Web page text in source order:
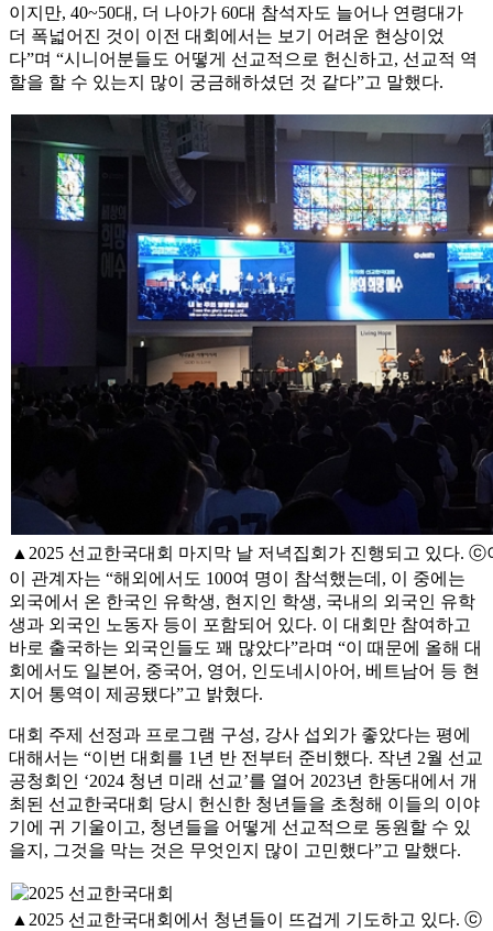
이지만, 40~50대, 더 나아가 60대 참석자도 늘어나 연령대가
더 폭넓어진 것이 이전 대회에서는 보기 어려운 현상이었
다”며 “시니어분들도 어떻게 선교적으로 헌신하고, 선교적 역
할을 할 수 있는지 많이 궁금해하셨던 것 같다”고 말했다.
▲2025 선교한국대회 마지막 날 저녁집회가 진행되고 있다. ⓒ
이 관계자는 “해외에서도 100여 명이 참석했는데, 이 중에는
외국에서 온 한국인 유학생, 현지인 학생, 국내의 외국인 유학
생과 외국인 노동자 등이 포함되어 있다. 이 대회만 참여하고
바로 출국하는 외국인들도 꽤 많았다”라며 “이 때문에 올해 대
회에서도 일본어, 중국어, 영어, 인도네시아어, 베트남어 등 현
지어 통역이 제공됐다”고 밝혔다.
대회 주제 선정과 프로그램 구성, 강사 섭외가 좋았다는 평에
대해서는 “이번 대회를 1년 반 전부터 준비했다. 작년 2월 선교
공청회인 ‘2024 청년 미래 선교’를 열어 2023년 한동대에서 개
최된 선교한국대회 당시 헌신한 청년들을 초청해 이들의 이야
기에 귀 기울이고, 청년들을 어떻게 선교적으로 동원할 수 있
을지, 그것을 막는 것은 무엇인지 많이 고민했다”고 말했다.
▲2025 선교한국대회에서 청년들이 뜨겁게 기도하고 있다. ⓒ